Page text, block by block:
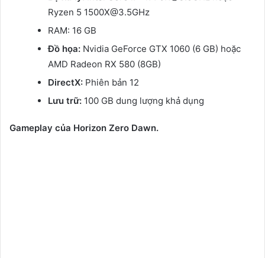
Ryzen 5 1500X@3.5GHz
RAM: 16 GB
Đồ họa: Nvidia GeForce GTX 1060 (6 GB) hoặc
AMD Radeon RX 580 (8GB)
DirectX: Phiên bản 12
Lưu trữ: 100 GB dung lượng khả dụng
Gameplay của Horizon Zero Dawn.